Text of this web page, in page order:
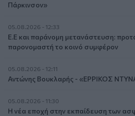
Πάρκινσον»
05.08.2026 - 12:33
Ε.Ε και παράνομη μετανάστευση:
παρονομαστή το κοινό συμφέρον
05.08.2026 - 12:11
Αντώνης Βουκλαρής - «ΕΡΡΙΚΟΣ
05.08.2026 - 11:30
Η νέα εποχή στην εκπαίδευση των